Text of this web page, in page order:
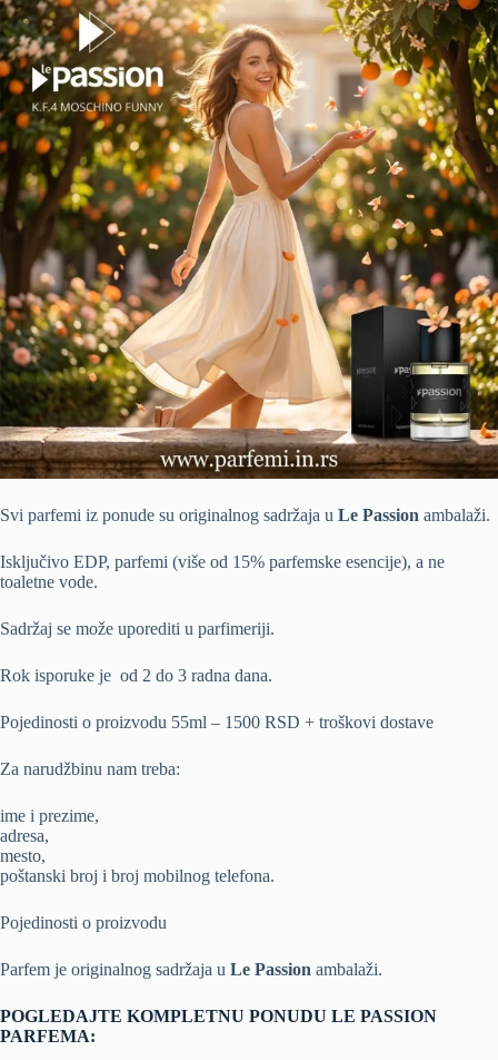
Svi parfemi iz ponude su originalnog sadržaja u Le Passion ambalaži.
Isključivo EDP, parfemi (više od 15% parfemske esencije), a ne
toaletne vode.
Sadržaj se može uporediti u parfimeriji.
Rok isporuke je od 2 do 3 radna dana.
Pojedinosti o proizvodu 55ml – 1500 RSD + troškovi dostave
Za narudžbinu nam treba:
ime i prezime,
adresa,
mesto,
poštanski broj i broj mobilnog telefona.
Pojedinosti o proizvodu
Parfem je originalnog sadržaja u Le Passion ambalaži.
POGLEDAJTE KOMPLETNU PONUDU LE PASSION
PARFEMA: